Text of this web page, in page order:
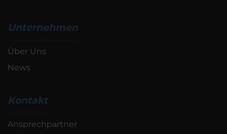
Unternehmen
Über Uns
News
Kontakt
Ansprechpartner